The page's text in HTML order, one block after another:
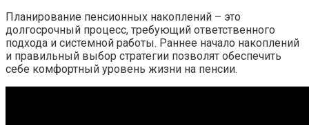
Планирование пенсионных накоплений – это
долгосрочный процесс, требующий ответственного
подхода и системной работы. Раннее начало накоплений
и правильный выбор стратегии позволят обеспечить
себе комфортный уровень жизни на пенсии.